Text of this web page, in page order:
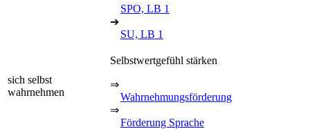
SPO, LB 1
➔
SU, LB 1
sich selbst
wahrnehmen
Selbstwertgefühl stärken
⇒
Wahrnehmungsförderung
⇒
Förderung Sprache